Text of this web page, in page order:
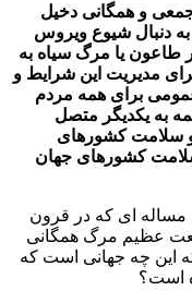
جمعی و همگانی دخیل
دنبال شیوع ویروس
طاعون یا مرگ سیاه به
مدیریت این شرایط و
برای همه مردم
به یکدیگر متصل
و سلامت کشورهای
سلامت کشورهای جهان
مساله ای که در قرون
عظیم مرگ همگانی
این چه جهانی است که
است؟